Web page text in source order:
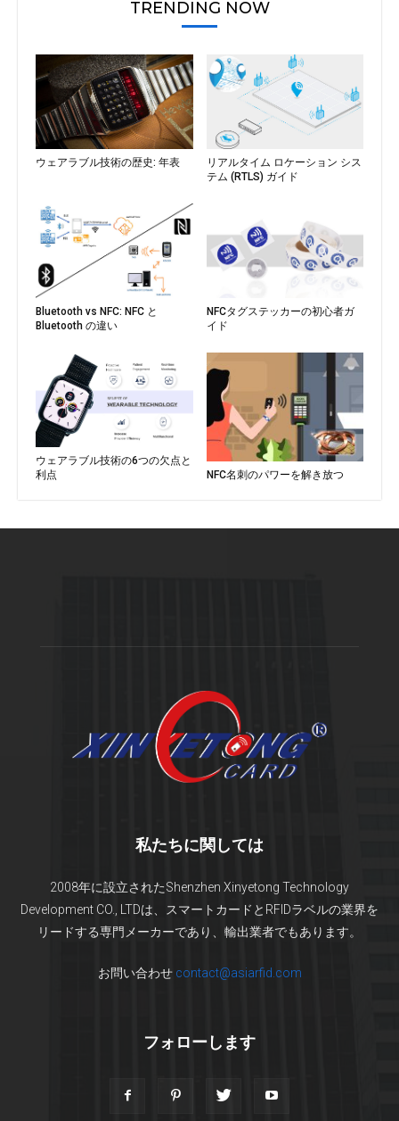
TRENDING NOW
ウェアラブル技術の歴史: 年表
リアルタイム ロケーション シス
テム (RTLS) ガイド
Bluetooth vs NFC: NFC と
Bluetooth の違い
NFCタグステッカーの初心者ガ
イド
ウェアラブル技術の6つの欠点と
利点
NFC名刺のパワーを解き放つ
私たちに関しては
2008年に設立されたShenzhen Xinyetong Technology
Development CO., LTDは、スマートカードとRFIDラベルの業界を
リードする専門メーカーであり、輸出業者でもあります。
お問い合わせ contact@asiarfid.com
フォローします